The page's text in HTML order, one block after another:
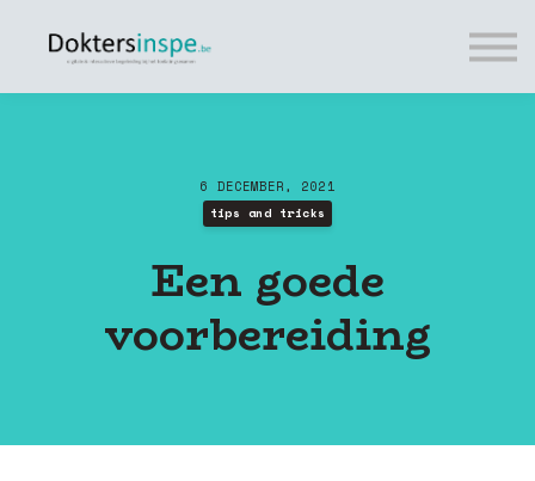
Cursussen
Tarieven
Vragen?
Login
6 DECEMBER, 2021
tips and tricks
Een goede
voorbereiding